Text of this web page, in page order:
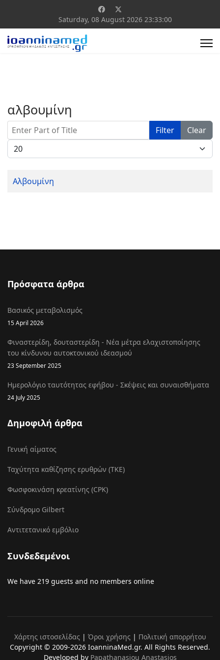
Saturday, 08 August 2026 23:33:00
αλβουμίνη
Enter Part of Title Filter
Clear
Display #
Αλβουμίνη
Πρόσφατα άρθρα
Βασικός μεταβολισμός
15 April 2026
Φιναστερίδη, δουταστερίδη - Νέα μέτρα ελαχιστοποίησης
του κίνδυνου αυτοκτονικού ιδεασμού
23 September 2025
Ημερολόγιο ταυτότητας εφήβου - Σκέψεις και συναισθήματα
24 July 2025
Δημοφιλή άρθρα
Γενική αίματος
Ταχύτητα καθίζησης ερυθρών (ΤΚΕ)
Φωσφοκινάση κρεατίνης (CPK)
Σύνδρομο Gilbert
Αντιτετανικό εμβόλιο
Συνδεδεμένοι
We have 219 guests and no members online
Χάρτης ιστοσελίδας| Όροι χρήσης| Πολιτική απορρήτου
Copyright © 2009-2026 IoanninaMed.gr. All Rights Reserved.
Developed by Papathanasiou Anastasios